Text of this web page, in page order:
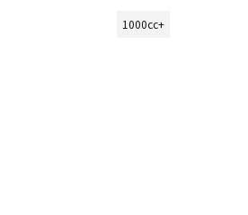
1000cc+